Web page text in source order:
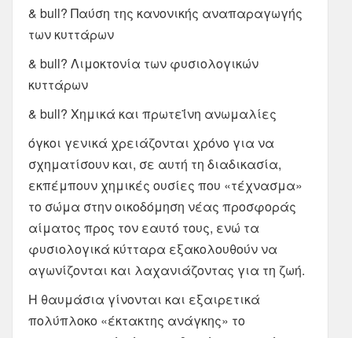
& bull? Παύση της κανονικής αναπαραγωγής
των κυττάρων
& bull? Λιμοκτονία των φυσιολογικών
κυττάρων
& bull? Χημικά και πρωτεΐνη ανωμαλίες
όγκοι γενικά χρειάζονται χρόνο για να
σχηματίσουν και, σε αυτή τη διαδικασία,
εκπέμπουν χημικές ουσίες που «τέχνασμα»
το σώμα στην οικοδόμηση νέας προσφοράς
αίματος προς τον εαυτό τους, ενώ τα
φυσιολογικά κύτταρα εξακολουθούν να
αγωνίζονται και λαχανιάζοντας για τη ζωή.
Η θαυμάσια γίνονται και εξαιρετικά
πολύπλοκο «έκτακτης ανάγκης» το